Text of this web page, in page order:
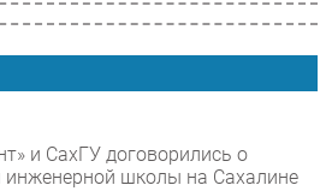
и СахГУ договорились о
инженерной школы на Сахалине